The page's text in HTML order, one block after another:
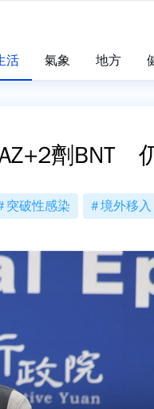
活 氣象 地方
劑BNT
突破性感染 境外移入